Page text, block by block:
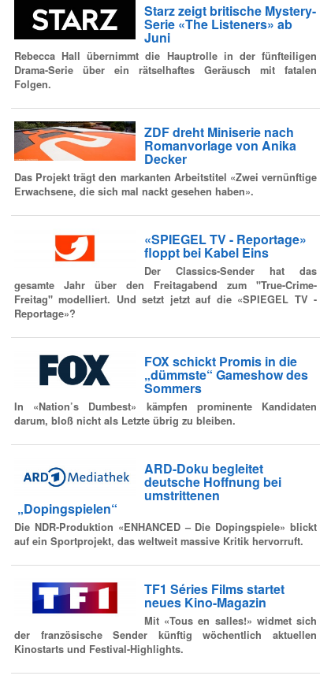
Starz zeigt britische Mystery-
Serie «The Listeners» ab
Juni
Rebecca Hall übernimmt die Hauptrolle in der fünfteiligen
Drama-Serie über ein rätselhaftes Geräusch mit fatalen
Folgen.
ZDF dreht Miniserie nach
Romanvorlage von Anika
Decker
Das Projekt trägt den markanten Arbeitstitel «Zwei vernünftige
Erwachsene, die sich mal nackt gesehen haben».
«SPIEGEL TV - Reportage»
floppt bei Kabel Eins
Der Classics-Sender hat das
gesamte Jahr über den Freitagabend zum "True-Crime-
Freitag" modelliert. Und setzt jetzt auf die «SPIEGEL TV -
Reportage»?
FOX schickt Promis in die
„dümmste“ Gameshow des
Sommers
In «Nation’s Dumbest» kämpfen prominente Kandidaten
darum, bloß nicht als Letzte übrig zu bleiben.
ARD-Doku begleitet
deutsche Hoffnung bei
umstrittenen
„Dopingspielen“
Die NDR-Produktion «ENHANCED – Die Dopingspiele» blickt
auf ein Sportprojekt, das weltweit massive Kritik hervorruft.
TF1 Séries Films startet
neues Kino-Magazin
Mit «Tous en salles!» widmet sich
der französische Sender künftig wöchentlich aktuellen
Kinostarts und Festival-Highlights.